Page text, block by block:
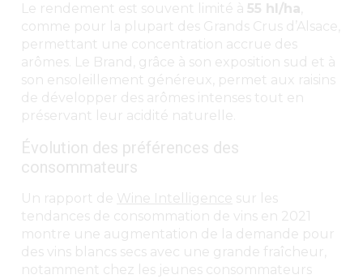
Le rendement est souvent limité à 55 hl/ha
comme pour la plupart des Grands Crus d’Alsace,
permettant une concentration accrue des
arômes. Le Brand, grâce à son exposition sud et à
son ensoleillement généreux, permet aux raisins
de développer des arômes intenses tout en
préservant leur acidité naturelle.
Évolution des préférences des
consommateurs
Un rapport de Wine Intelligence sur les
tendances de consommation de vins en 2021
montre une augmentation de la demande pour
des vins blancs secs avec une grande fraîcheur,
notamment chez les jeunes consommateurs